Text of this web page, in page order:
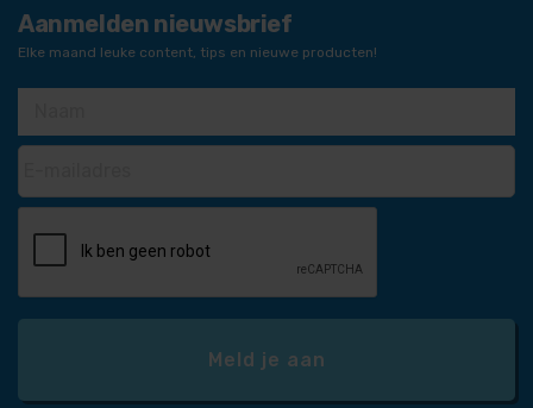
Aanmelden nieuwsbrief
Elke maand leuke content, tips en nieuwe producten!